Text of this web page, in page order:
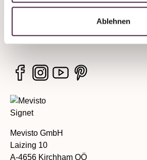
Ablehnen
Services
Mevisto GmbH
Laizing 10
A-4656 Kirchham OÖ